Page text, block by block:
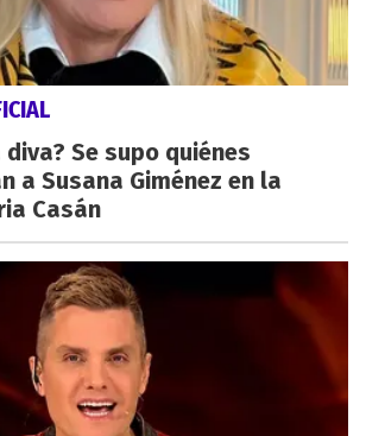
Se supo quiénes
a Susana Giménez en la
Casán